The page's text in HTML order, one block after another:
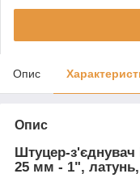
Опис
Опис
Штуцер-з'єднувач
25 мм - 1", латунь,